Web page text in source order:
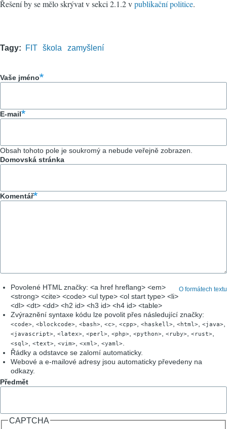
Řešení by se mělo skrývat v sekci 2.1.2 vpublikační politice.
Tagy FIT škola zamyšlení
Vaše jméno
E-mail
Obsah tohoto pole je soukromý a nebude veřejně zobrazen.
Domovská stránka
Komentář
O formátech textu
Povolené HTML značky: <a href hreflang> <em>
<strong> <cite> <code> <ul type> <ol start type> <li>
<dl> <dt> <dd> <h2 id> <h3 id> <h4 id> <table>
Zvýraznění syntaxe kódu lze povolit přes následující značky:
<code> <blockcode> <bash> <c> <cpp> <haskell> <html> <java>
<javascript> <latex> <perl> <php> <python> <ruby> <rust>
<sql> <text> <vim> <xml> <yaml>
Řádky a odstavce se zalomí automaticky.
Webové a e-mailové adresy jsou automaticky převedeny na
odkazy.
Předmět
CAPTCHA